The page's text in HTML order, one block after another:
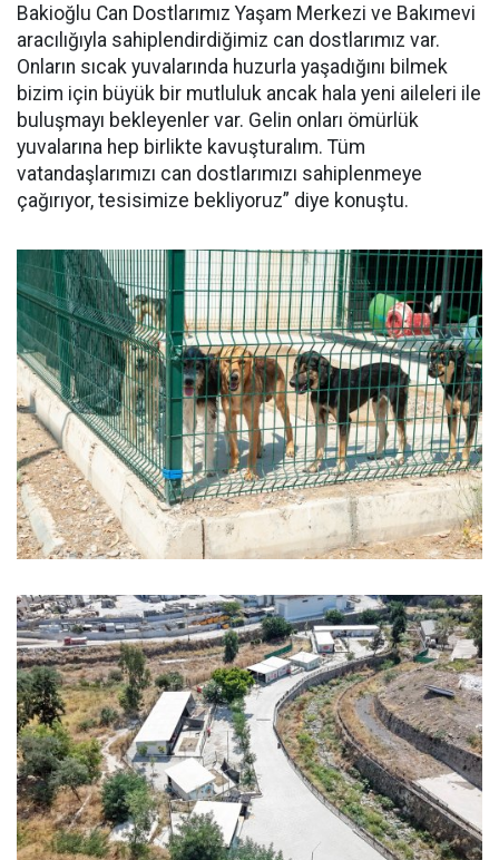
Bakioğlu Can Dostlarımız Yaşam Merkezi ve Bakımevi
aracılığıyla sahiplendirdiğimiz can dostlarımız var.
Onların sıcak yuvalarında huzurla yaşadığını bilmek
bizim için büyük bir mutluluk ancak hala yeni aileleri ile
buluşmayı bekleyenler var. Gelin onları ömürlük
yuvalarına hep birlikte kavuşturalım. Tüm
vatandaşlarımızı can dostlarımızı sahiplenmeye
çağırıyor, tesisimize bekliyoruz” diye konuştu.